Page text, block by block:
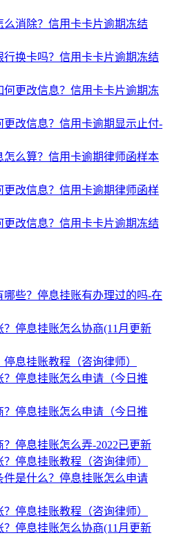
消除？信用卡卡片逾期冻结
换卡吗？信用卡卡片逾期冻结
何更改信息？信用卡卡片逾期冻
改信息？信用卡逾期显示止付-
么算？信用卡逾期律师函样本
更改信息？信用卡逾期律师函样
改信息？信用卡卡片逾期冻结
些？停息挂账有办理过的吗-在
停息挂账怎么协商(11月更新
息挂账教程（咨询律师）
停息挂账怎么申请（今日推
停息挂账怎么申请（今日推
停息挂账怎么弄-2022已更新
停息挂账教程（咨询律师）
件是什么？停息挂账怎么申请
停息挂账教程（咨询律师）
停息挂账怎么协商(11月更新